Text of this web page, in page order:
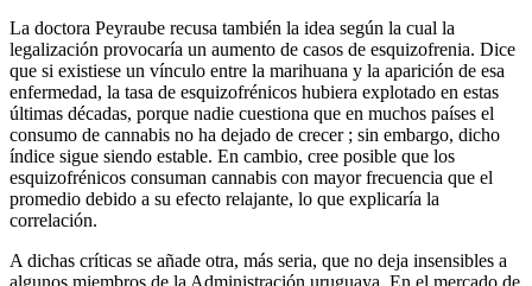
La doctora Peyraube recusa también la idea según la cual la
legalización provocaría un aumento de casos de esquizofrenia. Dice
que si existiese un vínculo entre la marihuana y la aparición de esa
enfermedad, la tasa de esquizofrénicos hubiera explotado en estas
últimas décadas, porque nadie cuestiona que en muchos países el
consumo de cannabis no ha dejado de crecer ; sin embargo, dicho
índice sigue siendo estable. En cambio, cree posible que los
esquizofrénicos consuman cannabis con mayor frecuencia que el
promedio debido a su efecto relajante, lo que explicaría la
correlación.
A dichas críticas se añade otra, más seria, que no deja insensibles a
algunos miembros de la Administración uruguaya. En el mercado de